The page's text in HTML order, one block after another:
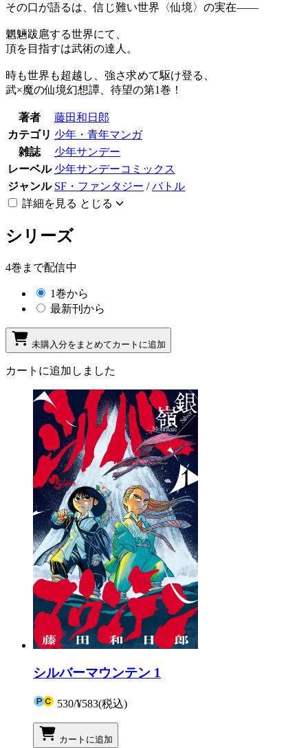
その口が語るは、信じ難い世界〈仙境〉の実在――
魍魎跋扈する世界にて、
頂を目指すは武術の達人。
時も世界も超越し、強さ求めて駆け登る、
武×魔の仙境幻想譚、待望の第1巻！
著者
藤田和日郎
カテゴリ 少年・青年マンガ
雑誌
少年サンデー
レーベル 少年サンデーコミックス
ジャンル SF・ファンタジー /バトル
詳細を見る とじる
シリーズ
4巻まで配信中
1巻から
最新刊から
未購入分をまとめてカートに追加
カートに追加しました
シルバーマウンテン 1
530/¥583(税込)
カートに追加